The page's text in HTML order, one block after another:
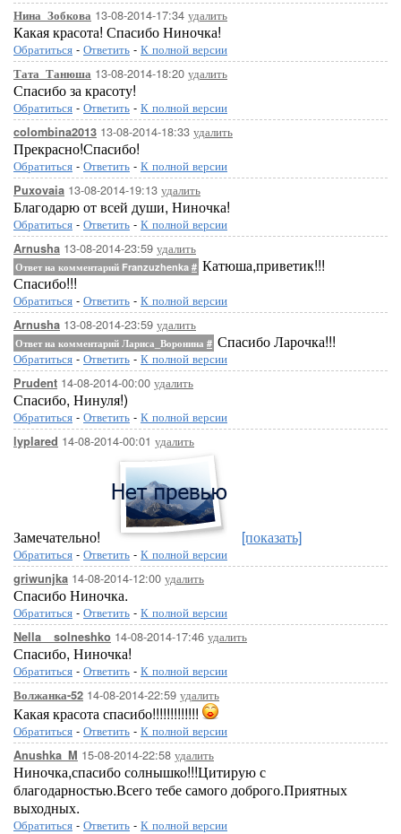
[300x246]
[417x500]
[417x500]
Нина_Зобкова 13-08-2014-17:34 удалить
Какая красота! Спасибо Ниночка!
Обратиться - Ответить - К полной версии
Тата_Танюша 13-08-2014-18:20 удалить
Спасибо за красоту!
Обратиться - Ответить - К полной версии
colombina2013 13-08-2014-18:33 удалить
Прекрасно!Спасибо!
Обратиться - Ответить - К полной версии
Puxovaia 13-08-2014-19:13 удалить
Благодарю от всей души, Ниночка!
Обратиться - Ответить - К полной версии
Arnusha 13-08-2014-23:59 удалить
Ответ на комментарий Franzuzhenka # Катюша,приветик!!!
Спасибо!!!
Обратиться - Ответить - К полной версии
Arnusha 13-08-2014-23:59 удалить
Ответ на комментарий Лариса_Воронина # Спасибо Ларочка!!!
Обратиться - Ответить - К полной версии
Prudent 14-08-2014-00:00 удалить
Спасибо, Нинуля!)
Обратиться - Ответить - К полной версии
lyplared 14-08-2014-00:01 удалить
Замечательно! [показать]
Обратиться - Ответить - К полной версии
griwunjka 14-08-2014-12:00 удалить
Спасибо Ниночка.
Обратиться - Ответить - К полной версии
Nella__solneshko 14-08-2014-17:46 удалить
Спасибо, Ниночка!
Обратиться - Ответить - К полной версии
Волжанка-52 14-08-2014-22:59 удалить
Какая красота спасибо!!!!!!!!!!!!!
Обратиться - Ответить - К полной версии
Anushka_M 15-08-2014-22:58 удалить
Ниночка,спасибо солнышко!!!Цитирую с
благодарностью.Всего тебе самого доброго.Приятных
выходных.
Обратиться - Ответить - К полной версии